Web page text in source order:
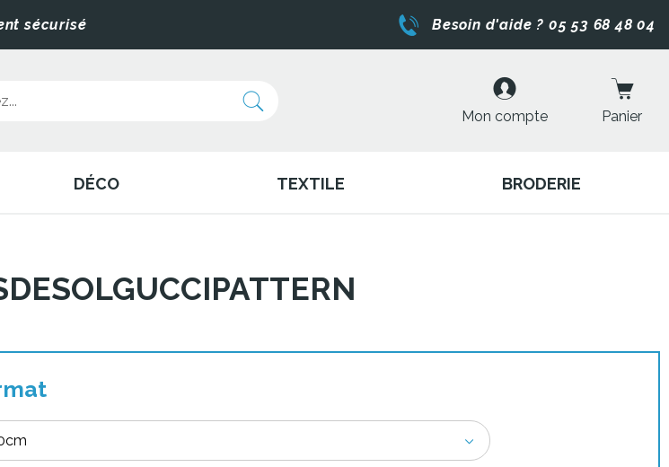
sécurisé Besoin d'aide ? 05 53 68 48 04
Mon compte Panier
DÉCO TEXTILE BRODERIE